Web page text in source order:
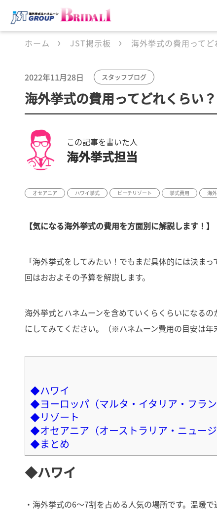
ホーム JST掲示板 海外挙式の費用ってど
2022年11月28日 スタッフブログ
海外挙式の費用ってどれくらい？
この記事を書いた人
海外挙式担当
オセアニア ハワイ挙式 ビーチリゾート 挙式費用 海
【気になる海外挙式の費用を方面別に解説します！】
「海外挙式をしてみたい！でもまだ具体的には決ま
回はおおよその予算を解説します。
海外挙式とハネムーンを含めていくらくらいになる
にしてみてください。（※ハネムーン費用の目安は年
◆ハワイ
◆ヨーロッパ（マルタ・イタリア・フラン
◆リゾート
◆オセアニア（オーストラリア・ニュージ
◆まとめ
◆ハワイ
・海外挙式の6〜7割を占める人気の場所です。温暖